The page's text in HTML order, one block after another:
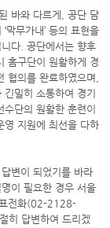
바와 다르게, 공단 담
막무가내’ 등의 표현을
다. 공단에서는 향후
홈구단이 원활하게 경
협의를 완료하였으며,
밀히 소통하여 경기
단의 원활한 훈련이
영 지원에 최선을 다하
변이 되었기를 바라
이 필요한 경우 서울
전화(02-2128-
히 답변하여 드리겠